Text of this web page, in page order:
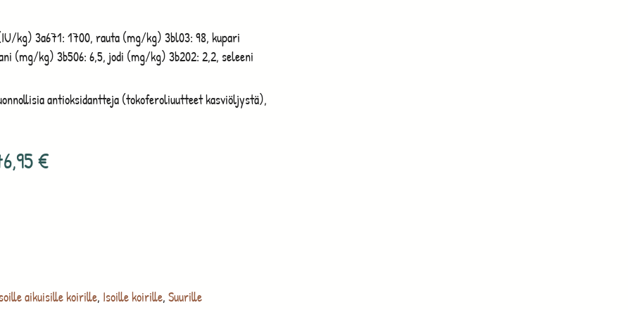
kg) 3a671: 1700, rauta (mg/kg) 3bl03: 98, kupari
(mg/kg) 3b506: 6,5, jodi (mg/kg) 3b202: 2,2, seleeni
antioksidantteja (tokoferoliuutteet kasviöljystä),
€
aikuisille koirille, Isoille koirille, Suurille